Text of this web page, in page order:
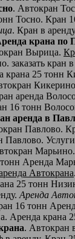
. Автокран
Тосно. Кран
. Кран в
крана по
Вырица.
заказать кран
крана 25 тонн
аренда
16 тонн
аренда в
Павлово.
Павлово.
Аренда
Автокрана
25 тонн
Аренда
16 тонн
Аренда крана
. Автокран